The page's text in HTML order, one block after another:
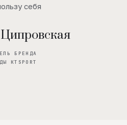
себя
БРЕНДА
KTSPORT